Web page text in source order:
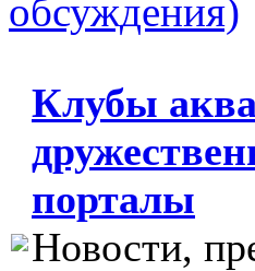
обсуждения)
Клубы
порталы
Новости,